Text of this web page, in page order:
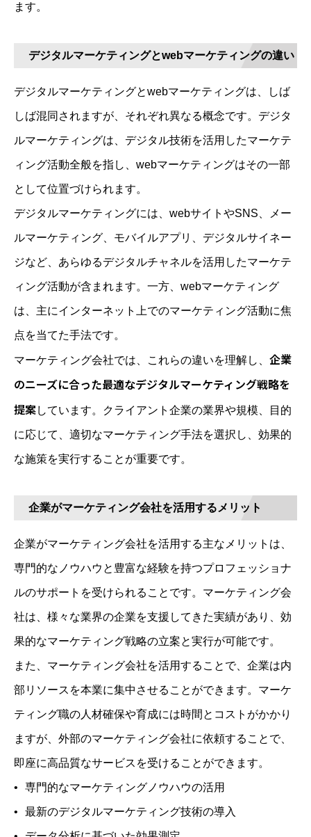
ます。
デジタルマーケティングとwebマーケティングの違い
デジタルマーケティングとwebマーケティングは、しば
しば混同されますが、それぞれ異なる概念です。デジタ
ルマーケティングは、デジタル技術を活用したマーケテ
ィング活動全般を指し、webマーケティングはその一部
として位置づけられます。
デジタルマーケティングには、webサイトやSNS、メー
ルマーケティング、モバイルアプリ、デジタルサイネー
ジなど、あらゆるデジタルチャネルを活用したマーケテ
ィング活動が含まれます。一方、webマーケティング
は、主にインターネット上でのマーケティング活動に焦
点を当てた手法です。
マーケティング会社では、これらの違いを理解し、 企業
のニーズに合った最適なデジタルマーケティング戦略を
提案しています。クライアント企業の業界や規模、目的
に応じて、適切なマーケティング手法を選択し、効果的
な施策を実行することが重要です。
企業がマーケティング会社を活用するメリット
企業がマーケティング会社を活用する主なメリットは、
専門的なノウハウと豊富な経験を持つプロフェッショナ
ルのサポートを受けられることです。マーケティング会
社は、様々な業界の企業を支援してきた実績があり、効
果的なマーケティング戦略の立案と実行が可能です。
また、マーケティング会社を活用することで、企業は内
部リソースを本業に集中させることができます。マーケ
ティング職の人材確保や育成には時間とコストがかかり
ますが、外部のマーケティング会社に依頼することで、
即座に高品質なサービスを受けることができます。
専門的なマーケティングノウハウの活用
最新のデジタルマーケティング技術の導入